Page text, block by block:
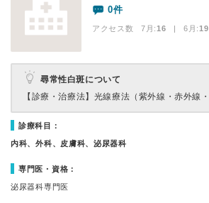
0件
アクセス数 7月:16 | 6月:19
尋常性白斑について
【診療・治療法】 光線療法（紫外線・赤外線・
診療科目：
内科、外科、皮膚科、泌尿器科
専門医・資格：
泌尿器科専門医